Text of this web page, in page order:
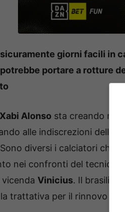
giorni facili in
portare a rotture
Xabi Alonso sta creando
alle indiscrezioni della
diversi i calciatori che
nei confronti del tecnico e
vicenda Vinicius. Il
trattativa per il rinnovo